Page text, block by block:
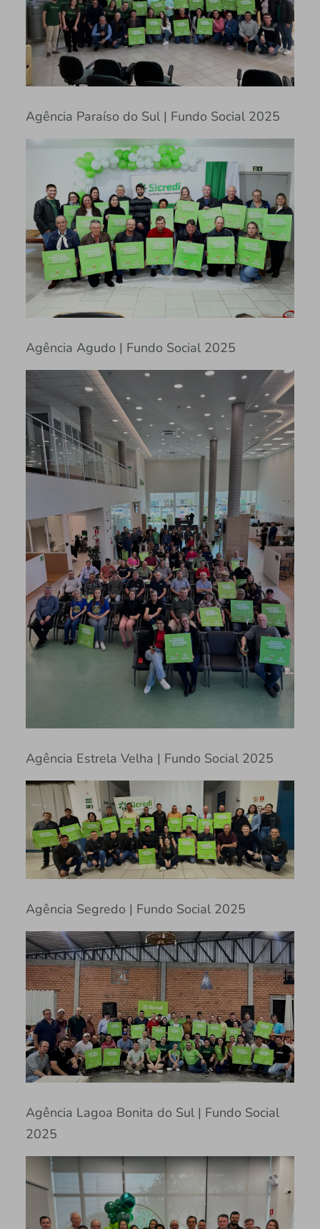
Agência Paraíso do Sul | Fundo Social 2025
Agência Agudo | Fundo Social 2025
Agência Estrela Velha | Fundo Social 2025
Agência Segredo | Fundo Social 2025
Agência Lagoa Bonita do Sul | Fundo Social
2025